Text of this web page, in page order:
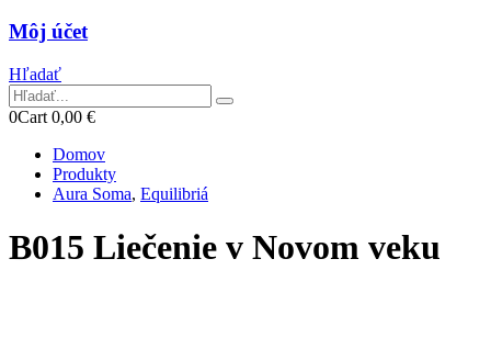
Môj účet
Hľadať
0Cart 0,00 €
Domov
Produkty
Aura Soma, Equilibriá
B015 Liečenie v Novom veku